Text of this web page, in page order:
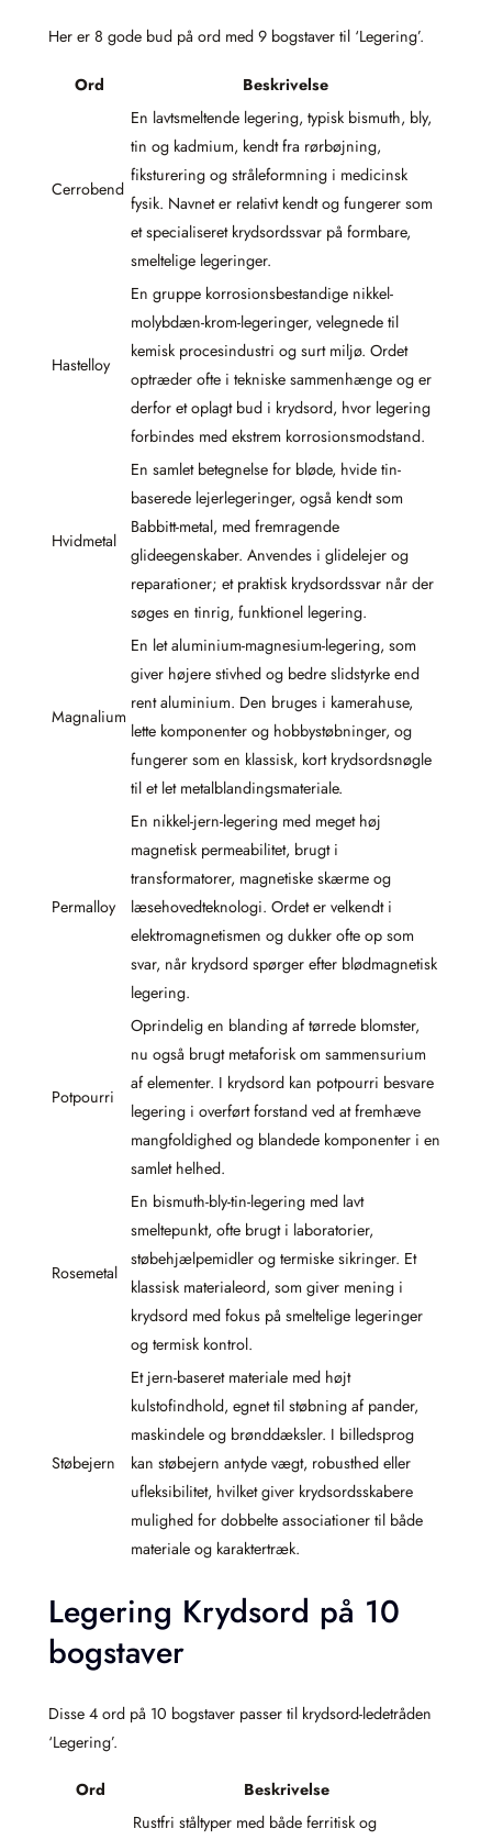
Her er 8 gode bud på ord med 9 bogstaver til ‘Legering’.
Ord Beskrivelse
Cerrobend
En lavtsmeltende legering, typisk bismuth, bly,
tin og kadmium, kendt fra rørbøjning,
fiksturering og stråleformning i medicinsk
fysik. Navnet er relativt kendt og fungerer som
et specialiseret krydsordssvar på formbare,
smeltelige legeringer.
Hastelloy
En gruppe korrosionsbestandige nikkel-
molybdæn-krom-legeringer, velegnede til
kemisk procesindustri og surt miljø. Ordet
optræder ofte i tekniske sammenhænge og er
derfor et oplagt bud i krydsord, hvor legering
forbindes med ekstrem korrosionsmodstand.
Hvidmetal
En samlet betegnelse for bløde, hvide tin-
baserede lejerlegeringer, også kendt som
Babbitt-metal, med fremragende
glideegenskaber. Anvendes i glidelejer og
reparationer; et praktisk krydsordssvar når der
søges en tinrig, funktionel legering.
Magnalium
En let aluminium-magnesium-legering, som
giver højere stivhed og bedre slidstyrke end
rent aluminium. Den bruges i kamerahuse,
lette komponenter og hobbystøbninger, og
fungerer som en klassisk, kort krydsordsnøgle
til et let metalblandingsmateriale.
Permalloy
En nikkel-jern-legering med meget høj
magnetisk permeabilitet, brugt i
transformatorer, magnetiske skærme og
læsehovedteknologi. Ordet er velkendt i
elektromagnetismen og dukker ofte op som
svar, når krydsord spørger efter blødmagnetisk
legering.
Potpourri
Oprindelig en blanding af tørrede blomster,
nu også brugt metaforisk om sammensurium
af elementer. I krydsord kan potpourri besvare
legering i overført forstand ved at fremhæve
mangfoldighed og blandede komponenter i en
samlet helhed.
Rosemetal
En bismuth-bly-tin-legering med lavt
smeltepunkt, ofte brugt i laboratorier,
støbehjælpemidler og termiske sikringer. Et
klassisk materialeord, som giver mening i
krydsord med fokus på smeltelige legeringer
og termisk kontrol.
Støbejern
Et jern-baseret materiale med højt
kulstofindhold, egnet til støbning af pander,
maskindele og brønddæksler. I billedsprog
kan støbejern antyde vægt, robusthed eller
ufleksibilitet, hvilket giver krydsordsskabere
mulighed for dobbelte associationer til både
materiale og karaktertræk.
Legering Krydsord på 10
bogstaver
Disse 4 ord på 10 bogstaver passer til krydsord-ledetråden
‘Legering’.
Ord
Beskrivelse
Rustfri ståltyper med både ferritisk og